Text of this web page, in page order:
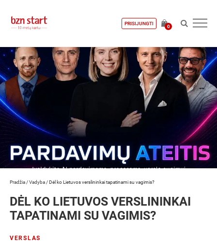
PRISIJUNGTI
0
Pradžia /Vadyba /Dėl ko Lietuvos verslininkai tapatinami su vagimis?
DĖL KO LIETUVOS VERSLININKAI
TAPATINAMI SU VAGIMIS?
VERSLAS